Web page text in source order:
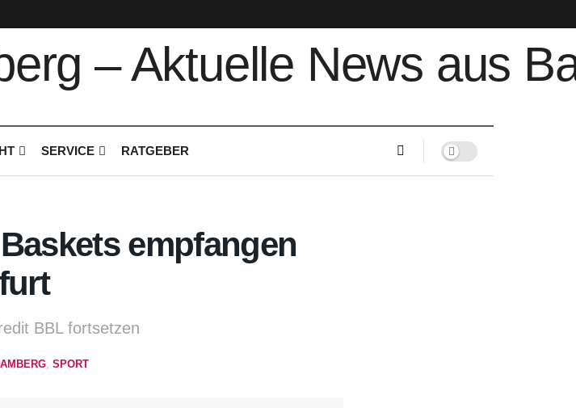
SERVICE RATGEBER
empfangen
BBL fortsetzen
SPORT